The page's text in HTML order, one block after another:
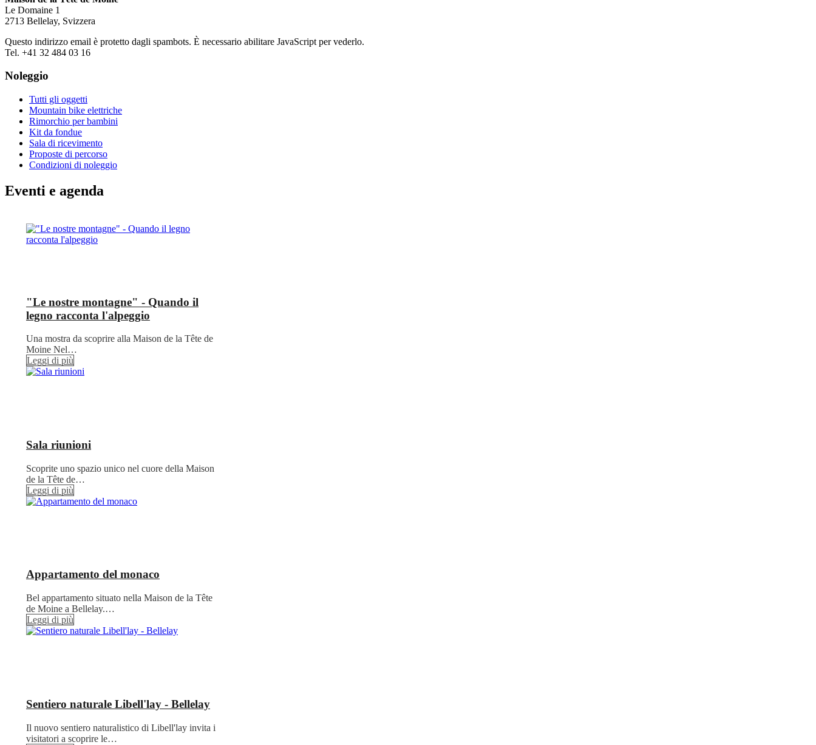
Le Domaine 1
2713 Bellelay, Svizzera
Questo indirizzo email è protetto dagli spambots. È necessario abilitare JavaScript per vederlo.
Tel. +41 32 484 03 16
Noleggio
Tutti gli oggetti
Mountain bike elettriche
Rimorchio per bambini
Kit da fondue
Sala di ricevimento
Proposte di percorso
Condizioni di noleggio
Eventi e agenda
"Le nostre montagne" - Quando il
legno racconta l'alpeggio
Una mostra da scoprire alla Maison de la Tête de
Moine Nel…
Leggi di più
Sala riunioni
Scoprite uno spazio unico nel cuore della Maison
de la Tête de…
Leggi di più
Appartamento del monaco
Bel appartamento situato nella Maison de la Tête
de Moine a Bellelay.…
Leggi di più
Sentiero naturale Libell'lay - Bellelay
Il nuovo sentiero naturalistico di Libell'lay invita i
visitatori a scoprire le…